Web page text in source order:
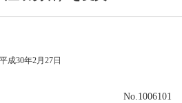
成30年2月27日
No.1006101